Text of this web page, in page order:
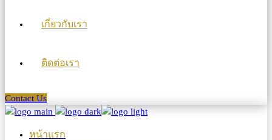
เกี่ยวกับเรา
ติดต่อเรา
Contact Us
หน้าแรก